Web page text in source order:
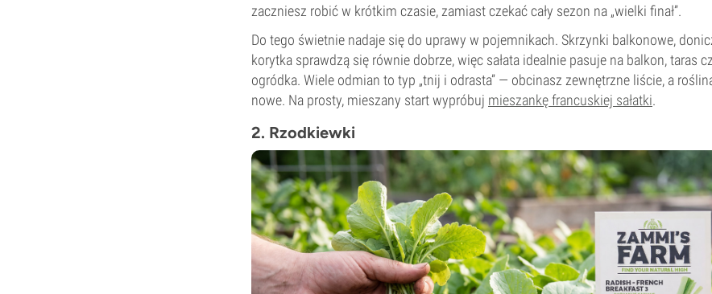
zaczniesz robić w krótkim czasie, zamiast czekać cały sezon na „wielki finał”.
Do tego świetnie nadaje się do uprawy w pojemnikach. Skrzynki balkonowe,
korytka sprawdzą się równie dobrze, więc sałata idealnie pasuje na balkon, taras
ogródka. Wiele odmian to typ „tnij i odrasta” — obcinasz zewnętrzne liście, a
nowe. Na prosty, mieszany start wypróbuj mieszankę francuskiej sałatki.
2. Rzodkiewki